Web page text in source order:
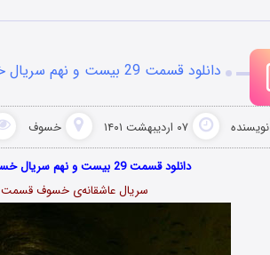
دانلود قسمت 29 بیست و نهم سریال خسوف
نویسنده ۰۷ اردیبهشت ۱۴۰۱ خسوف
دانلود قسمت 29 بیست و نهم سریال خسوف با کیفیت 1080p Full HD BluRay
سریال عاشقانه‌ی خسوف قسمت ۲۹ به کارگردانی مازیار میری